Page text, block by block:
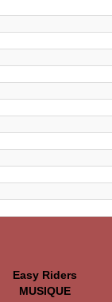
Easy Riders
MUSIQUE